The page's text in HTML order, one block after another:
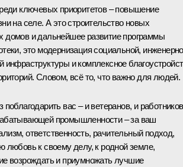
ключевых приоритетов – повышение
на селе. А это строительство новых
домов и дальнейшее развитие программы
это модернизация социальной,
инфраструктуры и комплексное
Словом, всё то, что важно для людей.
поблагодарить вас – и ветеранов, и работников
промышленности – за ваш
ответственность, рачительный подход,
любовь к своему делу, к родной земле,
возрождать и приумножать лучшие